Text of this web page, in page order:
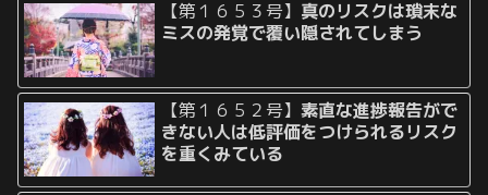
【第１６５３号】 真のリスクは瑣末な
ミスの発覚で覆い隠されてしまう
【第１６５２号】素直な進捗報告がで
きない人は低評価をつけられるリスク
を重くみている